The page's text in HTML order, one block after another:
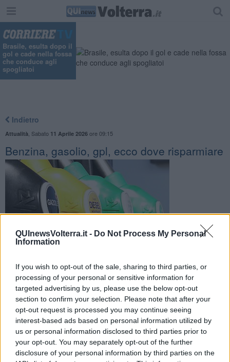
QUInewsVolterra.it - Do Not Process My Personal
Information
If you wish to opt-out of the sale, sharing to third parties, or
processing of your personal or sensitive information for
targeted advertising by us, please use the below opt-out
section to confirm your selection. Please note that after your
opt-out request is processed you may continue seeing
interest-based ads based on personal information utilized by
us or personal information disclosed to third parties prior to
your opt-out. You may separately opt-out of the further
disclosure of your personal information by third parties on the
Brasile, esulta dopo il
gol e cade nella fossa
che conduce agli
spogliatoi
Indietro
Attualità Sabato 11 Aprile 2026ore 09:15
Benzina, gasolio, gpl, ecco dove risparmiare
Ecco l'elenco dei prezzi del carburante in provincia di Pisa.
Comune per comune gli impianti più economici dove fare
rifornimento.